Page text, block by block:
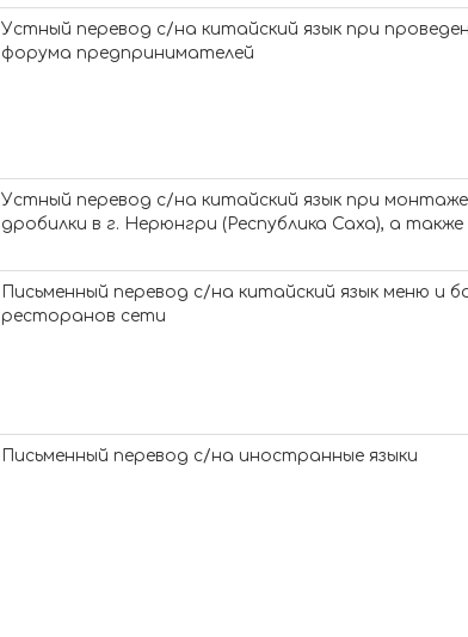
Устный перевод с/на китайский язык при
форума предпринимателей
Устный перевод с/на китайский язык при монтаже
дробилки в г. Нерюнгри (Республика Саха), а
Письменный перевод с/на китайский язык меню и
ресторанов сети
Письменный перевод с/на иностранные языки